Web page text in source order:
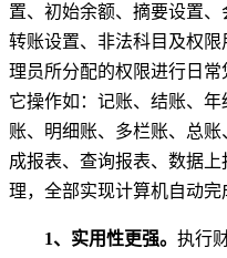
置、初始余额、摘要设置、
转账设置、非法科目及权
理员所分配的权限进行日
它操作如：记账、结账、
账、明细账、多栏账、总
成报表、查询报表、数据
理，全部实现计算机自动完
1、实用性更强。 执行